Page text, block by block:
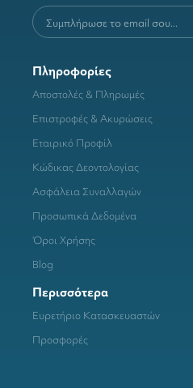
Πληροφορίες
Αποστολές & Πληρωμές
Επιστροφές & Ακυρώσεις
Εταιρικό Προφίλ
Κώδικας Δεοντολογίας
Ασφάλεια Συναλλαγών
Προσωπικά Δεδομένα
Όροι Χρήσης
Blog
Περισσότερα
Ευρετήριο Κατασκευαστών
Προσφορές